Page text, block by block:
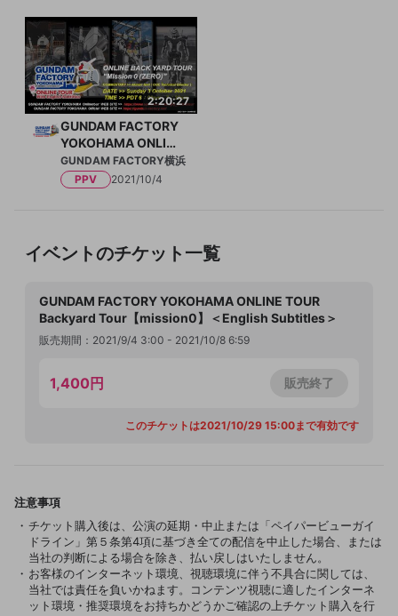
2:20:27
GUNDAM FACTORY
YOKOHAMA ONLIN
E TOUR Backyard T
our【mission0】＜
English Subtitles＞
GUNDAM FACTORY横浜
PPV
2021/10/4
イベントのチケット一覧
GUNDAM FACTORY YOKOHAMA ONLINE TOUR
Backyard Tour【mission0】＜English Subtitles＞
販売期間：2021/9/4 3:00 - 2021/10/8 6:59
1,400円 販売終了
このチケットは2021/10/29 15:00まで有効です
注意事項
チケット購入後は、公演の延期・中止または「ペイパービューガイ
ドライン」第５条第4項に基づき全ての配信を中止した場合、または
当社の判断による場合を除き、払い戻しはいたしません。
お客様のインターネット環境、視聴環境に伴う不具合に関しては、
当社では責任を負いかねます。コンテンツ視聴に適したインターネ
ット環境・推奨環境をお持ちかどうかご確認の上チケット購入を行